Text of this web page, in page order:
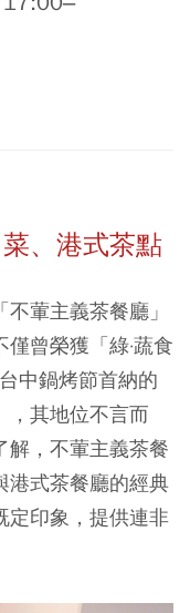
、港式茶點
葷主義茶餐廳」
曾榮獲「綠·蔬食
中鍋烤節首納的
，其地位不言而
解，不葷主義茶餐
港式茶餐廳的經典
定印象，提供連非